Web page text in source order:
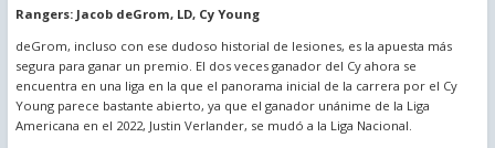
Rangers: Jacob deGrom, LD, Cy Young
deGrom, incluso con ese dudoso historial de lesiones, es la apuesta más
segura para ganar un premio. El dos veces ganador del Cy ahora se
encuentra en una liga en la que el panorama inicial de la carrera por el Cy
Young parece bastante abierto, ya que el ganador unánime de la Liga
Americana en el 2022, Justin Verlander, se mudó a la Liga Nacional.